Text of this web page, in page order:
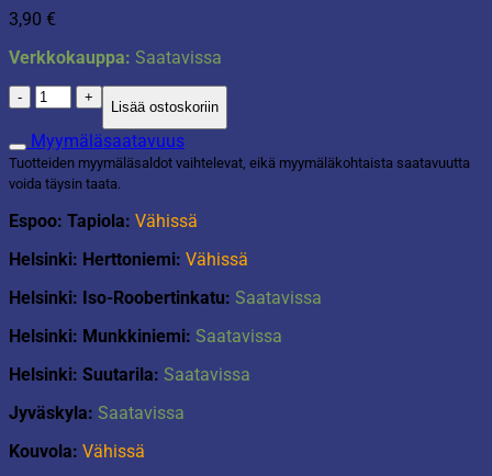
3,90 €
Verkkokauppa: Saatavissa
Lävikkö
22cm
valkoinen
määrä
Lisää ostoskoriin
Myymäläsaatavuus
Tuotteiden myymäläsaldot vaihtelevat, eikä myymäläkohtaista saatavuutta
voida täysin taata.
Espoo: Tapiola: Vähissä
Helsinki: Herttoniemi: Vähissä
Helsinki: Iso-Roobertinkatu: Saatavissa
Helsinki: Munkkiniemi: Saatavissa
Helsinki: Suutarila: Saatavissa
Jyväskyla: Saatavissa
Kouvola: Vähissä